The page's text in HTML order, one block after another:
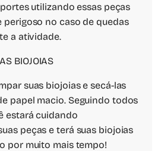
utilizando essas peças
perigoso no caso de quedas
a atividade.
BIOJOIAS
suas biojoias e secá-las
papel macio. Seguindo todos
estará cuidando
peças e terá suas biojoias
por muito mais tempo!